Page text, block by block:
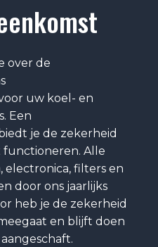
over de
uw koel- en
Een
je de zekerheid
functioneren. Alle
electronica, filters en
door ons jaarlijks
heb je de zekerheid
en blijft doen